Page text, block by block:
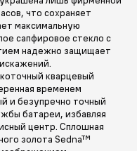
что сохраняет
максимальную
сапфировое стекло с
надежно защищает
кварцевый
временем
и безупречно точный
батареи, избавляя
центр. Сплошная
золота Sedna™